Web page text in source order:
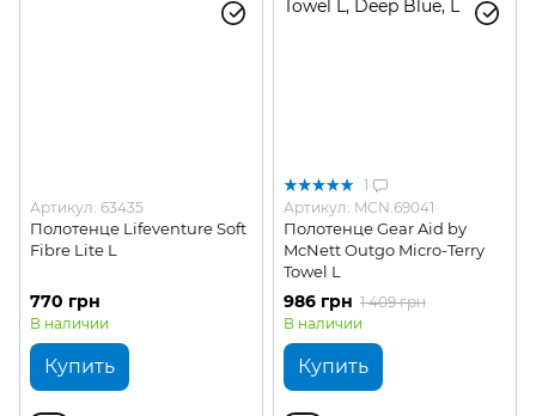
Артикул: 63435
Полотенце Lifeventure Soft
Fibre Lite L
770 грн
В наличии
Купить
1
Артикул: MCN.69041
Полотенце Gear Aid by
McNett Outgo Micro-Terry
Towel L
986 грн 1 409 грн
В наличии
Купить